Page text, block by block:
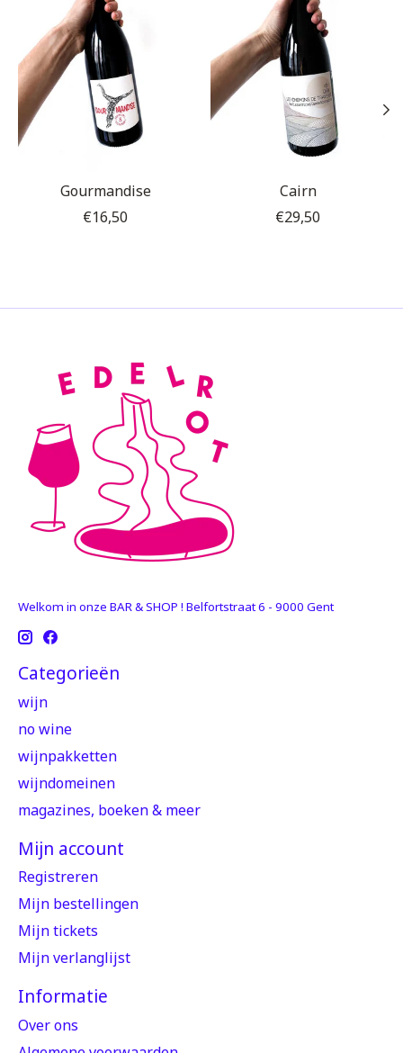
Gourmandise
€16,50
Cairn
€29,50
Welkom in onze BAR & SHOP ! Belfortstraat 6 - 9000 Gent
Categorieën
wijn
no wine
wijnpakketten
wijndomeinen
magazines, boeken & meer
Mijn account
Registreren
Mijn bestellingen
Mijn tickets
Mijn verlanglijst
Informatie
Over ons